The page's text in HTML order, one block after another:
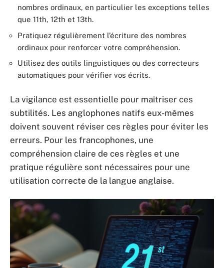
nombres ordinaux, en particulier les exceptions telles
que 11th, 12th et 13th.
Pratiquez régulièrement l’écriture des nombres
ordinaux pour renforcer votre compréhension.
Utilisez des outils linguistiques ou des correcteurs
automatiques pour vérifier vos écrits.
La vigilance est essentielle pour maîtriser ces
subtilités. Les anglophones natifs eux-mêmes
doivent souvent réviser ces règles pour éviter les
erreurs. Pour les francophones, une
compréhension claire de ces règles et une
pratique régulière sont nécessaires pour une
utilisation correcte de la langue anglaise.